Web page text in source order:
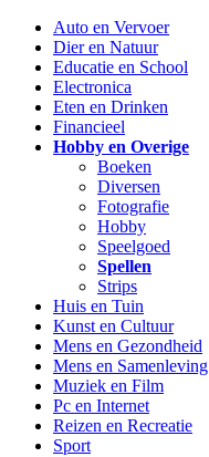
Auto en Vervoer
Dier en Natuur
Educatie en School
Electronica
Eten en Drinken
Financieel
Hobby en Overige
Boeken
Diversen
Fotografie
Hobby
Speelgoed
Spellen
Strips
Huis en Tuin
Kunst en Cultuur
Mens en Gezondheid
Mens en Samenleving
Muziek en Film
Pc en Internet
Reizen en Recreatie
Sport